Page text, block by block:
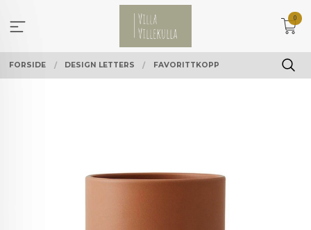
innholdet
0
FORSIDE DESIGN LETTERS FAVORITTKOPP